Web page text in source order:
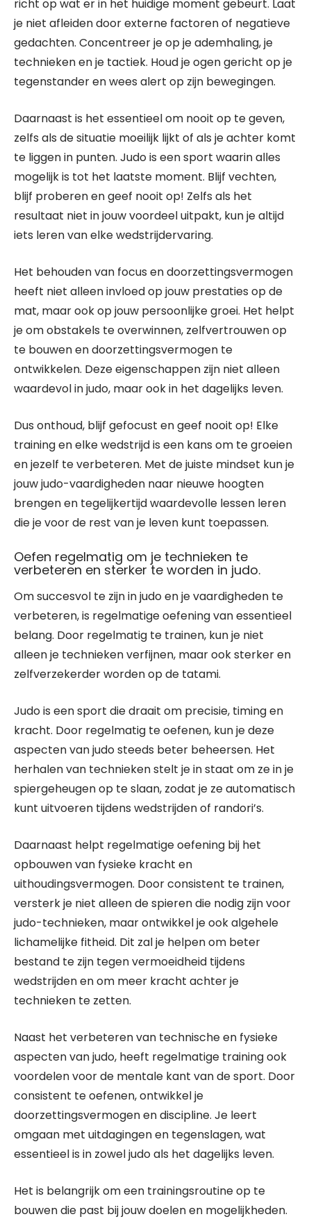
richt op wat er in het huidige moment gebeurt. Laat
je niet afleiden door externe factoren of negatieve
gedachten. Concentreer je op je ademhaling, je
technieken en je tactiek. Houd je ogen gericht op je
tegenstander en wees alert op zijn bewegingen.
Daarnaast is het essentieel om nooit op te geven,
zelfs als de situatie moeilijk lijkt of als je achter komt
te liggen in punten. Judo is een sport waarin alles
mogelijk is tot het laatste moment. Blijf vechten,
blijf proberen en geef nooit op! Zelfs als het
resultaat niet in jouw voordeel uitpakt, kun je altijd
iets leren van elke wedstrijdervaring.
Het behouden van focus en doorzettingsvermogen
heeft niet alleen invloed op jouw prestaties op de
mat, maar ook op jouw persoonlijke groei. Het helpt
je om obstakels te overwinnen, zelfvertrouwen op
te bouwen en doorzettingsvermogen te
ontwikkelen. Deze eigenschappen zijn niet alleen
waardevol in judo, maar ook in het dagelijks leven.
Dus onthoud, blijf gefocust en geef nooit op! Elke
training en elke wedstrijd is een kans om te groeien
en jezelf te verbeteren. Met de juiste mindset kun je
jouw judo-vaardigheden naar nieuwe hoogten
brengen en tegelijkertijd waardevolle lessen leren
die je voor de rest van je leven kunt toepassen.
Oefen regelmatig om je technieken te
verbeteren en sterker te worden in judo.
Om succesvol te zijn in judo en je vaardigheden te
verbeteren, is regelmatige oefening van essentieel
belang. Door regelmatig te trainen, kun je niet
alleen je technieken verfijnen, maar ook sterker en
zelfverzekerder worden op de tatami.
Judo is een sport die draait om precisie, timing en
kracht. Door regelmatig te oefenen, kun je deze
aspecten van judo steeds beter beheersen. Het
herhalen van technieken stelt je in staat om ze in je
spiergeheugen op te slaan, zodat je ze automatisch
kunt uitvoeren tijdens wedstrijden of randori’s.
Daarnaast helpt regelmatige oefening bij het
opbouwen van fysieke kracht en
uithoudingsvermogen. Door consistent te trainen,
versterk je niet alleen de spieren die nodig zijn voor
judo-technieken, maar ontwikkel je ook algehele
lichamelijke fitheid. Dit zal je helpen om beter
bestand te zijn tegen vermoeidheid tijdens
wedstrijden en om meer kracht achter je
technieken te zetten.
Naast het verbeteren van technische en fysieke
aspecten van judo, heeft regelmatige training ook
voordelen voor de mentale kant van de sport. Door
consistent te oefenen, ontwikkel je
doorzettingsvermogen en discipline. Je leert
omgaan met uitdagingen en tegenslagen, wat
essentieel is in zowel judo als het dagelijks leven.
Het is belangrijk om een trainingsroutine op te
bouwen die past bij jouw doelen en mogelijkheden.